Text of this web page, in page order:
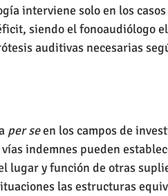
interviene solo en los
siendo el fonoaudiólogo
auditivas necesarias
per se en los campos de
indemnes pueden
lugar y función de otras
las estructuras